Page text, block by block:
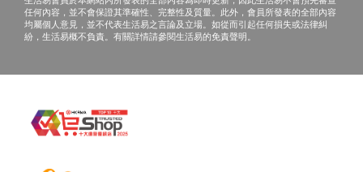
任何內容，並不會保證其準確性、完整性及質量。此外，會員所發表的全部內容
均屬個人意見，並不代表生活易之言論及立場。如從而引起任何損失或法律糾
紛，生活易概不負責。有關詳情請參閱生活易的免責聲明。